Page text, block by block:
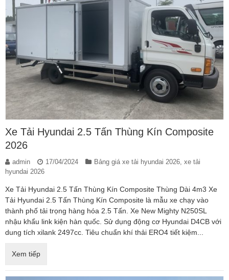
Xe Tải Hyundai 2.5 Tấn Thùng Kín Composite
2026
admin 17/04/2024 Bảng giá xe tải hyundai 2026 xe tải
hyundai 2026
Xe Tải Hyundai 2.5 Tấn Thùng Kín Composite Thùng Dài 4m3 Xe
Tải Hyundai 2.5 Tấn Thùng Kín Composite là mẫu xe chạy vào
thành phố tải trọng hàng hóa 2.5 Tấn. Xe New Mighty N250SL
nhậu khẩu link kiện hàn quốc. Sử dụng động cơ Hyundai D4CB với
dung tích xilank 2497cc. Tiêu chuẩn khí thải ERO4 tiết kiệm...
Xem tiếp